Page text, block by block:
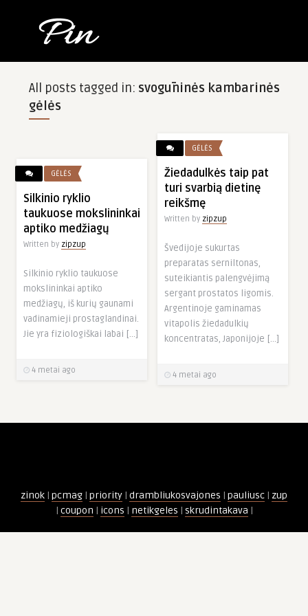
All posts tagged in: svogūninės kambarinės
gėlės
ADVERTISEMENT
GĖLĖS
Žiedadulkės taip pat
turi svarbią dietinę
reikšmę
Written by zipzup
Švedijoje sukurtas
preparatas serniltonas,
suteikiantis palengvėjimą
sergant prostatos ligomis.
Argentinoje gaminamas
vitapolis žiedadulkių
koncentratas, Japonijoje […]
4 metai ago
GĖLĖS
Silkinio ryklio
taukuose mokslininkai
aptiko medžiagų
Written by zipzup
Silkinio ryklio taukuose
mokslininkai aptiko
medžiagų, iš kurių gaunami
vadinamieji prostaglandinai.
Jie yra fiziologiškai labai […]
4 metai ago
zinok | pcmag | priority | drambliukosvajones | pauliusc | zup
| coupon | icons | netikgeles | skrudintakava |